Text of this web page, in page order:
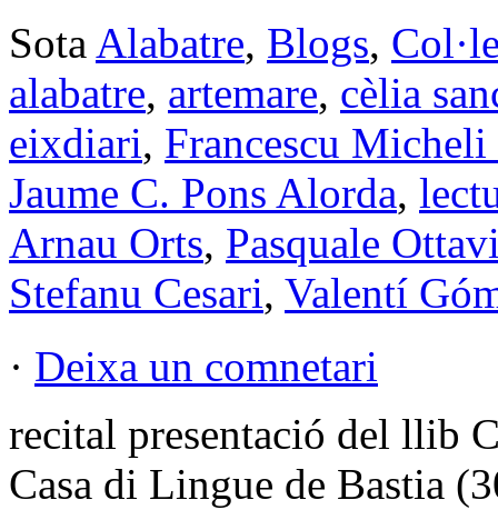
Sota Alabatre, Blogs,
alabatre, artemare, cèlia
eixdiari, Francescu
Jaume C. Pons Alorda,
Arnau Orts, Pasquale
Stefanu Cesari, Valentí
· Deixa un comnetari
recital presentació del llib
Casa di Lingue de Bastia